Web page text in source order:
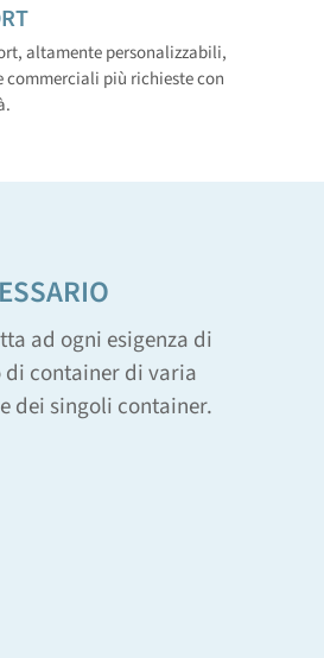
altamente personalizzabili,
più richieste con
ad ogni esigenza di
container di varia
dei singoli container.